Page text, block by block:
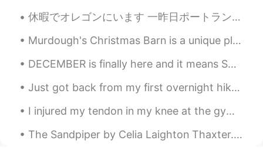
JP EN
Great!!!!!!
Justin 2021.04.19 11:27
休暇でオレゴンにいます 一昨日ポートランドの日本庭園に行って素敵だと思いました。 今日はカヤックに乗りました。🛶 めっちゃ楽しかったけど、日焼け止めを塗ったのに日焼けしてしまいました。 明日はキ...
Murdough's Christmas Barn is a unique place in Robesonia, Pennsylvania where you can find unusual...
DECEMBER is finally here and it means SUMMER has come for Australians 🇦🇺 ☀SUMMER IDIOMS☀ 1. a p...
Just got back from my first overnight hike in Taiwan! It was very fun, though I could have gone f...
I injured my tendon in my knee at the gym😭😭 It is so painful and will take a long time to heal.💔💔...
The Sandpiper by Celia Laighton Thaxter. Part 2 of 2. I watch him as he skims along, Utterin...